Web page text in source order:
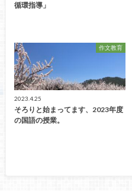
循環指導」
作文教育
2023.4.25
そろりと始まってます、2023年度
の国語の授業。